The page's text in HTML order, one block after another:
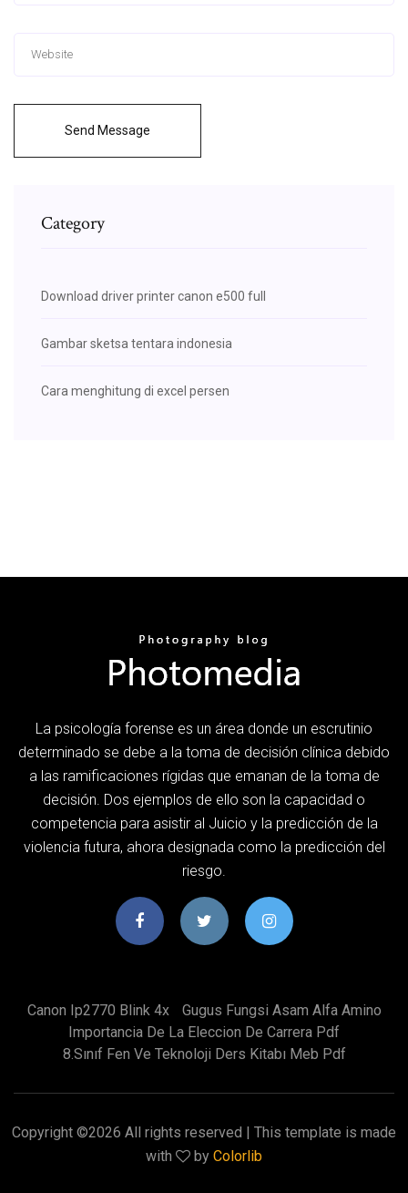
Send Message
Category
Download driver printer canon e500 full
Gambar sketsa tentara indonesia
Cara menghitung di excel persen
La psicología forense es un área donde un escrutinio
determinado se debe a la toma de decisión clínica debido
a las ramificaciones rígidas que emanan de la toma de
decisión. Dos ejemplos de ello son la capacidad o
competencia para asistir al Juicio y la predicción de la
violencia futura, ahora designada como la predicción del
riesgo.
Canon Ip2770 Blink 4x
Gugus Fungsi Asam Alfa Amino
Importancia De La Eleccion De Carrera Pdf
8.sınıf Fen Ve Teknoloji Ders Kitabı Meb Pdf
Copyright ©2026 All rights reserved | This template is made
with
by Colorlib